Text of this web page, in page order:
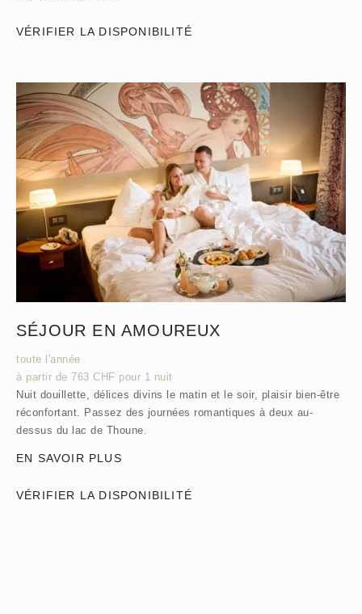
VÉRIFIER LA DISPONIBILITÉ
SÉJOUR EN AMOUREUX
toute l'année
à partir de 763 CHF pour 1 nuit
Nuit douillette, délices divins le matin et le soir, plaisir bien-être
réconfortant. Passez des journées romantiques à deux au-
dessus du lac de Thoune.
EN SAVOIR PLUS
VÉRIFIER LA DISPONIBILITÉ